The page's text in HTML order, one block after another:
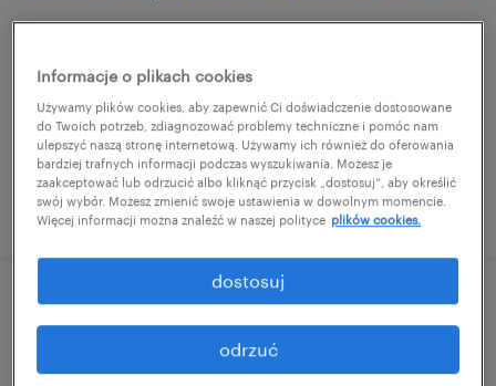
praca stała
opublikowano 12 maja 2026
pracownik / pracownica produkcji
niepołomice, małopolskie
Informacje o plikach cookies
Używamy plików cookies, aby zapewnić Ci doświadczenie dostosowane
do Twoich potrzeb, zdiagnozować problemy techniczne i pomóc nam
ulepszyć naszą stronę internetową. Używamy ich również do oferowania
bardziej trafnych informacji podczas wyszukiwania. Możesz je
zaakceptować lub odrzucić albo kliknąć przycisk „dostosuj”, aby określić
swój wybór. Możesz zmienić swoje ustawienia w dowolnym momencie.
Więcej informacji można znaleźć w naszej polityce plików cookies.
odrzuć
dostosuj